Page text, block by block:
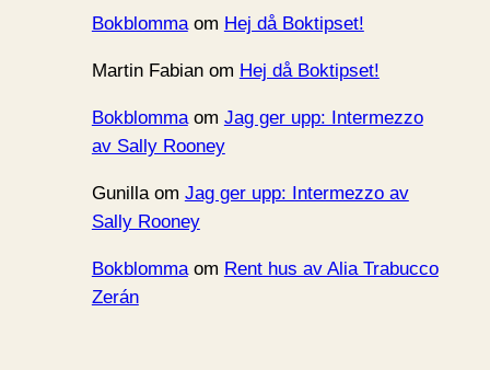
Bokblommaom Hej då Boktipset!
Martin Fabianom Hej då Boktipset!
Bokblommaom Jag ger upp: Intermezzo
av Sally Rooney
Gunillaom Jag ger upp: Intermezzo av
Sally Rooney
Bokblommaom Rent hus av Alia Trabucco
Zerán